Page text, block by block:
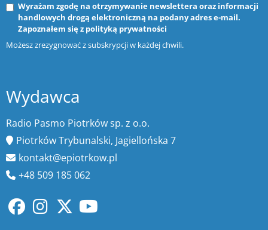
Wyrażam zgodę na otrzymywanie newslettera oraz informacji
handlowych drogą elektroniczną na podany adres e-mail.
Zapoznałem się z polityką prywatności
Możesz zrezygnować z subskrypcji w każdej chwili.
Wydawca
Radio Pasmo Piotrków sp. z o.o.
Piotrków Trybunalski, Jagiellońska 7
kontakt@epiotrkow.pl
+48 509 185 062